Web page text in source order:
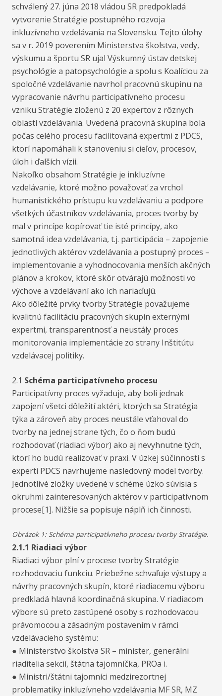
schválený 27. júna 2018 vládou SR predpokladá
vytvorenie Stratégie postupného rozvoja
inkluzívneho vzdelávania na Slovensku. Tejto úlohy
sa v r. 2019 poverením Ministerstva školstva, vedy,
výskumu a športu SR ujal Výskumný ústav detskej
psychológie a patopsychológie a spolu s Koalíciou za
spoločné vzdelávanie navrhol pracovnú skupinu na
vypracovanie návrhu participatívneho procesu
vzniku Stratégie zloženú z 20 expertov z rôznych
oblastí vzdelávania. Uvedená pracovná skupina bola
počas celého procesu facilitovaná expertmi z PDCS,
ktorí napomáhali k stanoveniu si cieľov, procesov,
úloh i ďalších vízii.
Nakoľko obsahom Stratégie je inkluzívne
vzdelávanie, ktoré možno považovať za vrchol
humanistického prístupu ku vzdelávaniu a podpore
všetkých účastníkov vzdelávania, proces tvorby by
mal v princípe kopírovať tie isté princípy, ako
samotná idea vzdelávania, t.j. participácia – zapojenie
jednotlivých aktérov vzdelávania a postupný proces –
implementovanie a vyhodnocovania menších akčných
plánov a krokov, ktoré skôr otvárajú možnosti vo
výchove a vzdelávaní ako ich nariaďujú.
Ako dôležité prvky tvorby Stratégie považujeme
kvalitnú facilitáciu pracovných skupín externými
expertmi, transparentnosť a neustály proces
monitorovania implementácie zo strany Inštitútu
vzdelávacej politiky.
2.1 Schéma participatívneho procesu
Participatívny proces vyžaduje, aby boli jednak
zapojení všetci dôležití aktéri, ktorých sa Stratégia
týka a zároveň aby proces neustále vťahoval do
tvorby na jednej strane tých, čo o ňom budú
rozhodovať (riadiaci výbor) ako aj nevyhnutne tých,
ktorí ho budú realizovať v praxi. V úzkej súčinnosti s
experti PDCS navrhujeme nasledovný model tvorby.
Jednotlivé zložky uvedené v schéme úzko súvisia s
okruhmi zainteresovaných aktérov v participatívnom
procese[1]. Nižšie sa popisuje náplň ich činnosti.
Obrázok 1: Schéma participatívneho procesu tvorby Stratégie.
2.1.1 Riadiaci výbor
Riadiaci výbor plní v procese tvorby Stratégie
rozhodovaciu funkciu. Priebežne schvaľuje výstupy a
návrhy pracovných skupín, ktoré riadiacemu výboru
predkladá hlavná koordinačná skupina. V riadiacom
výbore sú preto zastúpené osoby s rozhodovacou
právomocou a zásadným postavením v rámci
vzdelávacieho systému:
● Ministerstvo školstva SR – minister, generálni
riaditelia sekcií, štátna tajomníčka, PROa i.
● Ministri/štátni tajomníci medzirezortnej
problematiky inkluzívneho vzdelávania MF SR, MZ